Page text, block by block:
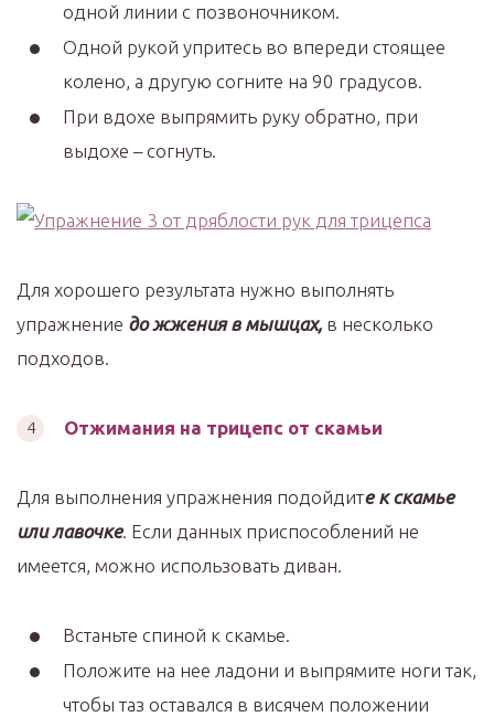
одной линии с позвоночником.
Одной рукой упритесь во впереди стоящее
колено, а другую согните на 90 градусов.
При вдохе выпрямить руку обратно, при
выдохе – согнуть.
Для хорошего результата нужно выполнять
упражнение до жжения в мышцах, в несколько
подходов.
Отжимания на трицепс от скамьи
Для выполнения упражнения подойдите к скамье
или лавочке. Если данных приспособлений не
имеется, можно использовать диван.
Встаньте спиной к скамье.
Положите на нее ладони и выпрямите ноги так,
чтобы таз оставался в висячем положении